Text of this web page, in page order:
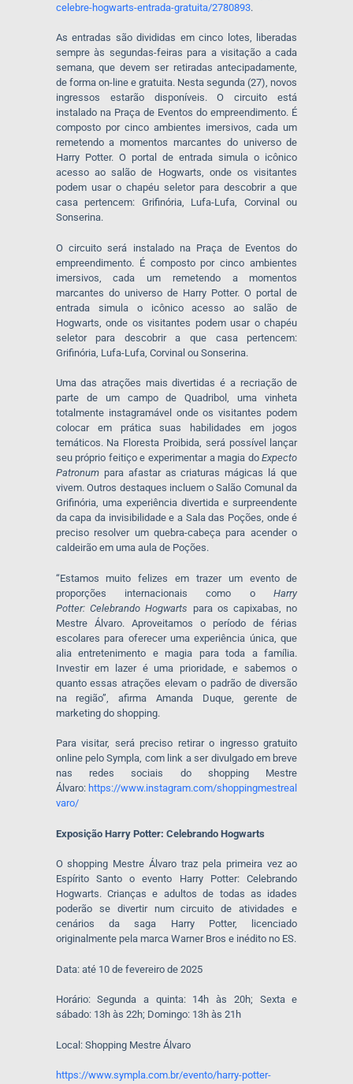
celebre-hogwarts-entrada-gratuita/2780893.
As entradas são divididas em cinco lotes, liberadas
sempre às segundas-feiras para a visitação a cada
semana, que devem ser retiradas antecipadamente,
de forma on-line e gratuita. Nesta segunda (27), novos
ingressos estarão disponíveis. O circuito está
instalado na Praça de Eventos do empreendimento. É
composto por cinco ambientes imersivos, cada um
remetendo a momentos marcantes do universo de
Harry Potter. O portal de entrada simula o icônico
acesso ao salão de Hogwarts, onde os visitantes
podem usar o chapéu seletor para descobrir a que
casa pertencem: Grifinória, Lufa-Lufa, Corvinal ou
Sonserina.
O circuito será instalado na Praça de Eventos do
empreendimento. É composto por cinco ambientes
imersivos, cada um remetendo a momentos
marcantes do universo de Harry Potter. O portal de
entrada simula o icônico acesso ao salão de
Hogwarts, onde os visitantes podem usar o chapéu
seletor para descobrir a que casa pertencem:
Grifinória, Lufa-Lufa, Corvinal ou Sonserina.
Uma das atrações mais divertidas é a recriação de
parte de um campo de Quadribol, uma vinheta
totalmente instagramável onde os visitantes podem
colocar em prática suas habilidades em jogos
temáticos. Na Floresta Proibida, será possível lançar
seu próprio feitiço e experimentar a magia doExpecto
Patronumpara afastar as criaturas mágicas lá que
vivem. Outros destaques incluem o Salão Comunal da
Grifinória, uma experiência divertida e surpreendente
da capa da invisibilidade e a Sala das Poções, onde é
preciso resolver um quebra-cabeça para acender o
caldeirão em uma aula de Poções.
“Estamos muito felizes em trazer um evento de
proporções internacionais como oHarry
Potter: Celebrando Hogwarts para os capixabas, no
Mestre Álvaro. Aproveitamos o período de férias
escolares para oferecer uma experiência única, que
alia entretenimento e magia para toda a família.
Investir em lazer é uma prioridade, e sabemos o
quanto essas atrações elevam o padrão de diversão
na região”, afirma Amanda Duque, gerente de
marketing do shopping.
Para visitar, será preciso retirar o ingresso gratuito
online pelo Sympla, com link a ser divulgado em breve
nas redes sociais do shopping Mestre
Álvaro: https://www.instagram.com/shoppingmestreal
varo/
Exposição Harry Potter: Celebrando Hogwarts
O shopping Mestre Álvaro traz pela primeira vez ao
Espírito Santo o evento Harry Potter: Celebrando
Hogwarts. Crianças e adultos de todas as idades
poderão se divertir num circuito de atividades e
cenários da saga Harry Potter, licenciado
originalmente pela marca Warner Bros e inédito no ES.
Data: até 10 de fevereiro de 2025
Horário: Segunda a quinta: 14h às 20h; Sexta e
sábado: 13h às 22h; Domingo: 13h às 21h
Local: Shopping Mestre Álvaro
https://www.sympla.com.br/evento/harry-potter-